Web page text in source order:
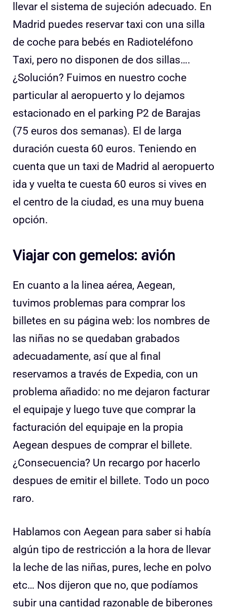
llevar el sistema de sujeción adecuado. En
Madrid puedes reservar taxi con una silla
de coche para bebés en Radioteléfono
Taxi, pero no disponen de dos sillas….
¿Solución? Fuimos en nuestro coche
particular al aeropuerto y lo dejamos
estacionado en el parking P2 de Barajas
(75 euros dos semanas). El de larga
duración cuesta 60 euros. Teniendo en
cuenta que un taxi de Madrid al aeropuerto
ida y vuelta te cuesta 60 euros si vives en
el centro de la ciudad, es una muy buena
opción.
Viajar con gemelos: avión
En cuanto a la linea aérea, Aegean,
tuvimos problemas para comprar los
billetes en su página web: los nombres de
las niñas no se quedaban grabados
adecuadamente, así que al final
reservamos a través de Expedia, con un
problema añadido: no me dejaron facturar
el equipaje y luego tuve que comprar la
facturación del equipaje en la propia
Aegean despues de comprar el billete.
¿Consecuencia? Un recargo por hacerlo
despues de emitir el billete. Todo un poco
raro.
Hablamos con Aegean para saber si había
algún tipo de restricción a la hora de llevar
la leche de las niñas, pures, leche en polvo
etc… Nos dijeron que no, que podíamos
subir una cantidad razonable de biberones